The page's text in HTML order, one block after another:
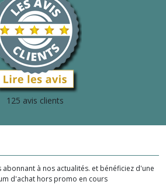
125 avis clients
abonnant à nos actualités. et bénéficiez d'une
d'achat hors promo en cours